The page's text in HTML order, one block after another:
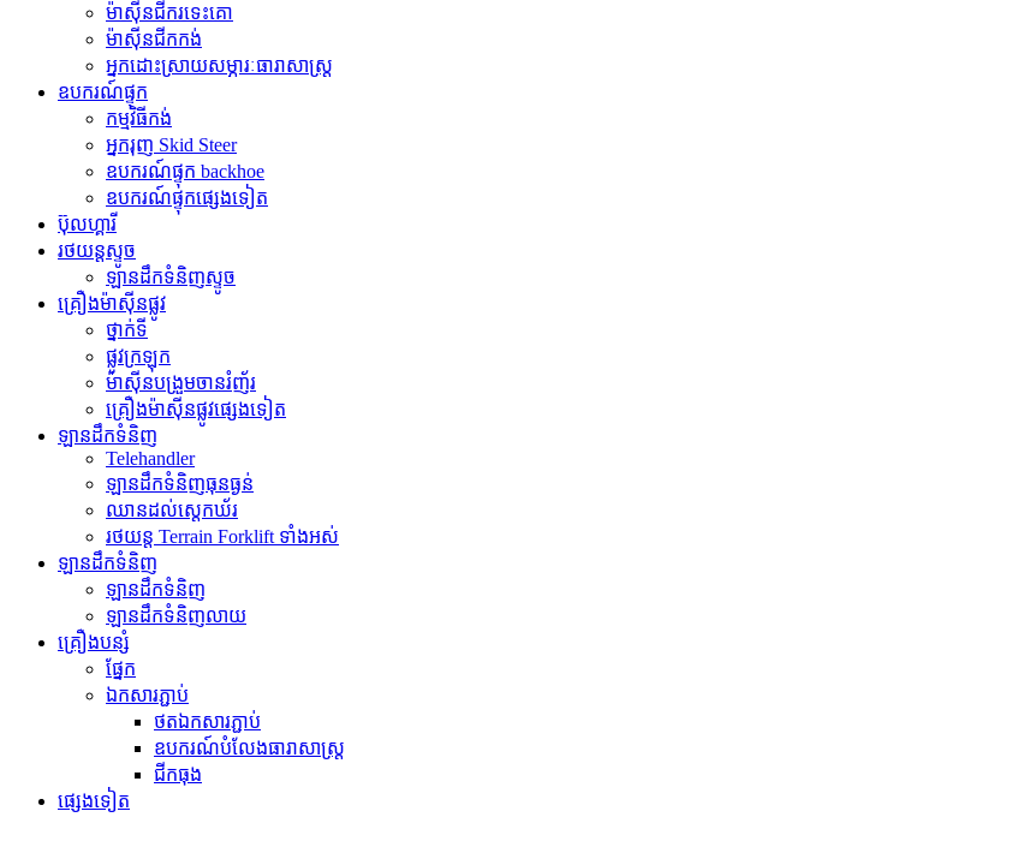
ម៉ាស៊ីនជីករទេះគោ
ម៉ាស៊ីនជីកកង់
អ្នកដោះស្រាយសម្ភារៈធារាសាស្ត្រ
ឧបករណ៍ផ្ទុក
កម្មវិធី​កង់
អ្នករុញ Skid Steer
ឧបករណ៍ផ្ទុក backhoe
ឧបករណ៍ផ្ទុកផ្សេងទៀត
ប៊ុលហ្គារី
រថយន្តស្ទូច
ឡានដឹកទំនិញស្ទូច
គ្រឿងម៉ាស៊ីនផ្លូវ
ថ្នាក់ទី
ផ្លូវក្រឡុក
ម៉ាស៊ីនបង្រួមចានរំញ័រ
គ្រឿងម៉ាស៊ីនផ្លូវផ្សេងទៀត
ឡានដឹកទំនិញ
Telehandler
ឡានដឹកទំនិញធុនធ្ងន់
ឈានដល់ស្តេកឃ័រ
រថយន្ត Terrain Forklift ទាំងអស់
ឡានដឹកទំនិញ
ឡានដឹកទំនិញ
ឡានដឹកទំនិញលាយ
គ្រឿងបន្សំ
ផ្នែក
ឯកសារភ្ជាប់
ថតឯកសារភ្ជាប់
ឧបករណ៍បំលែងធារាសាស្ត្រ
ជីកធុង
ផ្សេងទៀត